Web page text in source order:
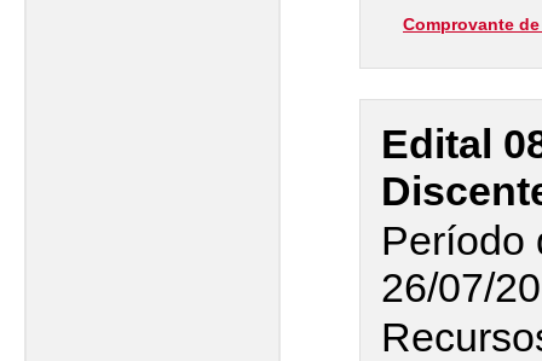
Comprovante
Edital
Período
26/07/